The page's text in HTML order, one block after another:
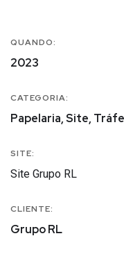
QUANDO:
2023
CATEGORIA:
Papelaria, Site,
SITE:
Site Grupo RL
CLIENTE:
Grupo RL